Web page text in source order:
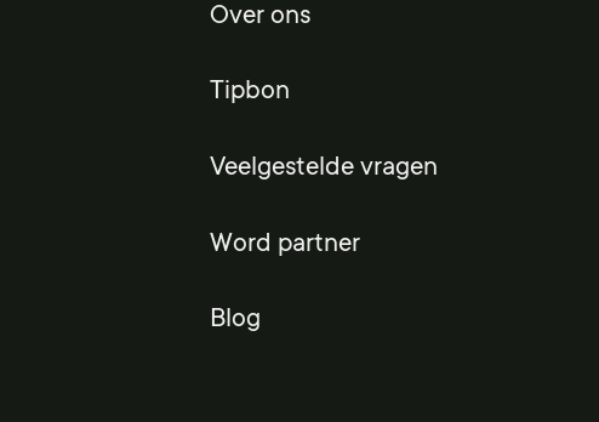
Over ons
Tipbon
Veelgestelde vragen
Word partner
Blog